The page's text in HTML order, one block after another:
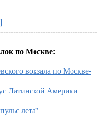
по Москве:
вокзала по Москве-
Латинской Америки.
лета"